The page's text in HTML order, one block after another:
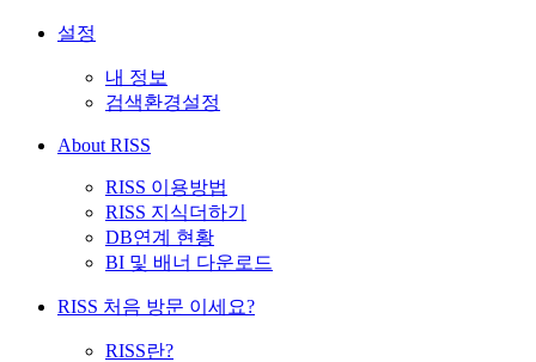
설정
내 정보
검색환경설정
About RISS
RISS 이용방법
RISS 지식더하기
DB연계 현황
BI 및 배너 다운로드
RISS 처음 방문 이세요?
RISS란?